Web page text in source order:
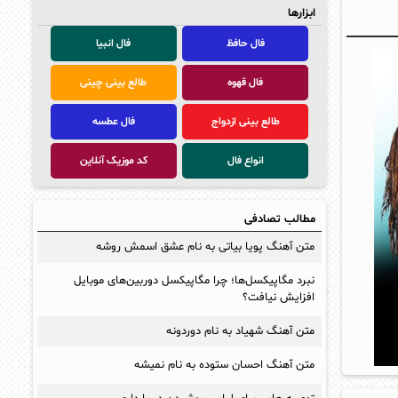
ابزارها
فال حافظ فال انبیا
فال قهوه طالع بینی چینی
طالع بینی ازدواج فال عطسه
انواع فال کد موزیک آنلاین
مطالب تصادفی
متن آهنگ پویا بیاتی به نام عشق اسمش روشه
نبرد مگاپیکسل‌ها؛ چرا مگاپیکسل دوربین‌های موبایل
افزایش نیافت؟
متن آهنگ شهیاد به نام دوردونه
متن آهنگ احسان ستوده به نام نمیشه